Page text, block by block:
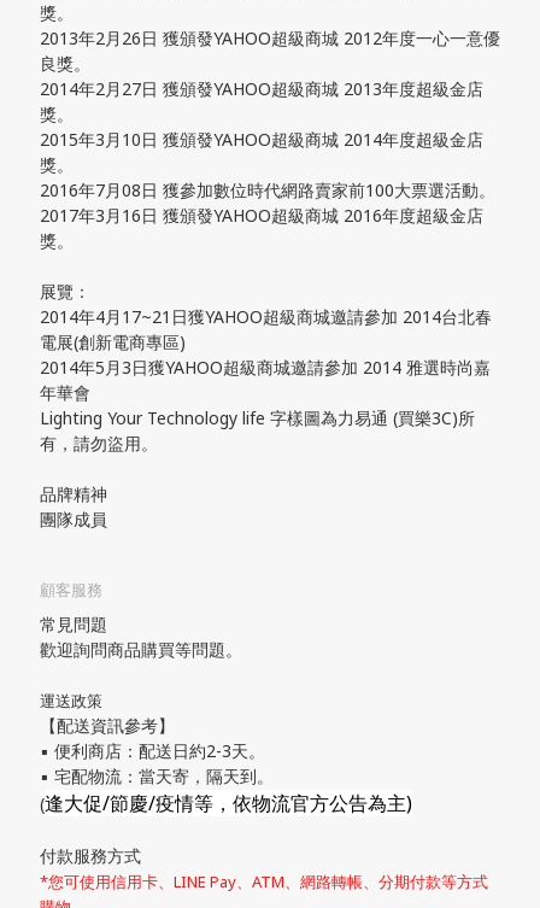
獎。
2013年2月26日 獲頒發YAHOO超級商城 2012年度一心一意優
良獎。
2014年2月27日 獲頒發YAHOO超級商城 2013年度超級金店
獎。
2015年3月10日 獲頒發YAHOO超級商城 2014年度超級金店
獎。
2016年7月08日 獲參加數位時代網路賣家前100大票選活動。
2017年3月16日 獲頒發YAHOO超級商城 2016年度超級金店
獎。
展覽：
2014年4月17~21日獲YAHOO超級商城邀請參加 2014台北春
電展(創新電商專區)
2014年5月3日獲YAHOO超級商城邀請參加 2014 雅選時尚嘉
年華會
Lighting Your Technology life 字樣圖為力易通 (買樂3C)所
有，請勿盜用。
品牌精神
團隊成員
顧客服務
常見問題
歡迎詢問商品購買等問題。
運送政策
【配送資訊參考】
▪ 便利商店：配送日約2-3天。
▪ 宅配物流：當天寄，隔天到。
(逢大促/節慶/疫情等，依物流官方公告為主)
付款服務方式
*您可使用信用卡、LINE Pay、ATM、網路轉帳、分期付款等方式